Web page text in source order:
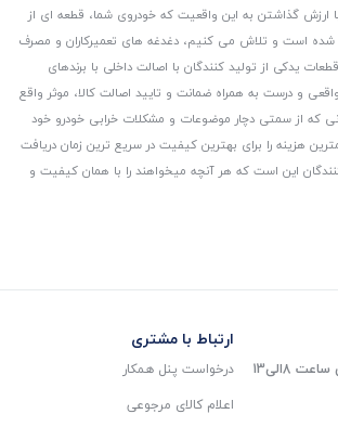
ارزش گذاشتن به این واقعیت که خودروی شما، قطعه ای از
شده است و تلاش می کنیم، دغدغه های تعمیرکاران و مصرف
یدکی از تولید کنندگان با اصالت داخلی با برندهای
و درست به همراه ضمانت و تایید اصالت کالا، موثر واقع
که از سمتی دچار موضوعات و مشکلات خرابی خودرو خود
هزینه را برای بهترین کیفیت در سریع ترین زمان دریافت
این است که هر آنچه میخواهند را با همان کیفیت و
8الی13
ارتباط با مشتری
درخواست پنل همکار
اعلام کالای مرجوعی